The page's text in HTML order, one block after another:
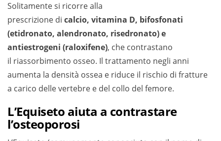
Solitamente si ricorre alla
prescrizione di calcio, vitamina D, bifosfonati
(etidronato, alendronato, risedronato) e
antiestrogeni (raloxifene), che contrastano
il riassorbimento osseo. Il trattamento negli anni
aumenta la densità ossea e riduce il rischio di fratture
a carico delle vertebre e del collo del femore.
L’Equiseto aiuta a contrastare
l’osteoporosi